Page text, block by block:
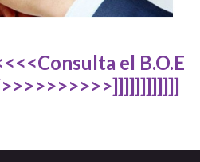
el B.O.E